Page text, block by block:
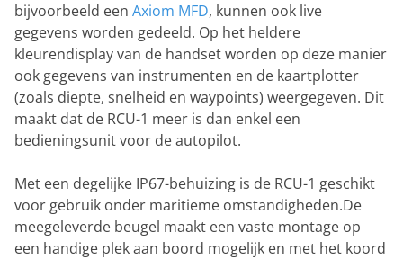
bijvoorbeeld een Axiom MFD, kunnen ook live
gegevens worden gedeeld. Op het heldere
kleurendisplay van de handset worden op deze manier
ook gegevens van instrumenten en de kaartplotter
(zoals diepte, snelheid en waypoints) weergegeven. Dit
maakt dat de RCU-1 meer is dan enkel een
bedieningsunit voor de autopilot.
Met een degelijke IP67-behuizing is de RCU-1 geschikt
voor gebruik onder maritieme omstandigheden.De
meegeleverde beugel maakt een vaste montage op
een handige plek aan boord mogelijk en met het koord